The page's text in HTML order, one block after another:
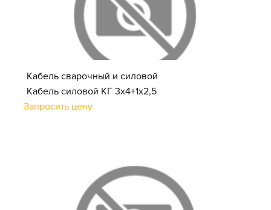
Кабель сварочный и силовой
Кабель силовой КГ 3х4+1х2,5
Запросить цену